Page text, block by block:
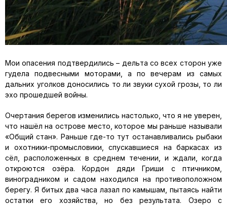
Мои опасения подтвердились – дельта со всех сторон уже
гудела подвесными моторами, а по вечерам из самых
дальних уголков доносились то ли звуки сухой грозы, то ли
эхо прошедшей войны.
Очертания берегов изменились настолько, что я не уверен,
что нашёл на острове место, которое мы раньше называли
«Общий стан». Раньше где-то тут останавливались рыбаки
и охотники-промысловики, спускавшиеся на баркасах из
сёл, расположенных в среднем течении, и ждали, когда
откроются озёра. Кордон дяди Гриши с птичником,
виноградником и садом находился на противоположном
берегу. Я битых два часа лазал по камышам, пытаясь найти
остатки его хозяйства, но без результата. Озеро с